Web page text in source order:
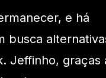
e há
busca
Jeffinho, graças